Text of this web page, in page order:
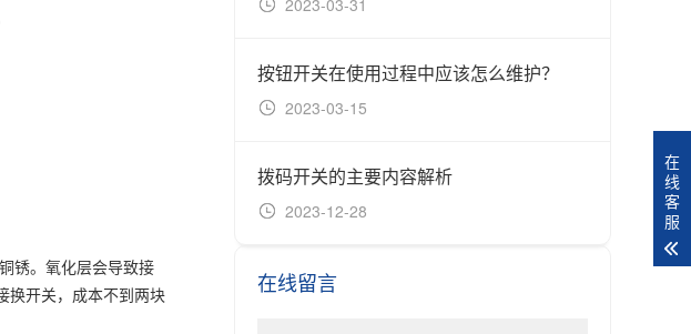
锈。氧化层会导致接
换开关，成本不到两块
2023-03-31
按钮开关在使用过程中应该怎么维护？
2023-03-15
拨码开关的主要内容解析
2023-12-28
在线留言
在
线
客
服